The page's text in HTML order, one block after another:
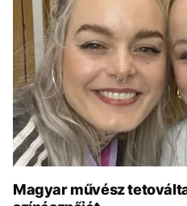
KÖZÉLET
ÉLETMÓD
BESZÉLGETÉSEK
VIDEÓ
GASZTRO
Magyar művész